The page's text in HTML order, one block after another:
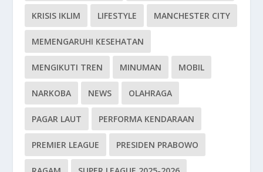
KRISIS IKLIM LIFESTYLE MANCHESTER CITY
MEMENGARUHI KESEHATAN
MENGIKUTI TREN MINUMAN MOBIL
NARKOBA NEWS OLAHRAGA
PAGAR LAUT PERFORMA KENDARAAN
PREMIER LEAGUE PRESIDEN PRABOWO